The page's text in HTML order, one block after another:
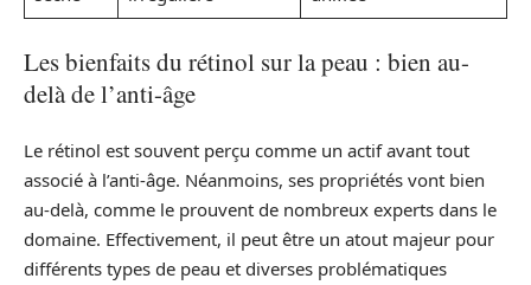
Les bienfaits du rétinol sur la peau : bien au-
delà de l’anti-âge
Le rétinol est souvent perçu comme un actif avant tout
associé à l’anti-âge. Néanmoins, ses propriétés vont bien
au-delà, comme le prouvent de nombreux experts dans le
domaine. Effectivement, il peut être un atout majeur pour
différents types de peau et diverses problématiques